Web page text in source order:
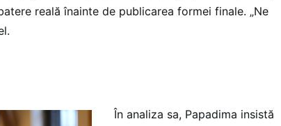
reală înainte de publicarea formei finale. „Ne
În analiza sa, Papadima insistă